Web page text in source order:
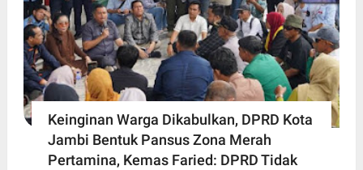
Keinginan Warga Dikabulkan, DPRD Kota
Jambi Bentuk Pansus Zona Merah
Pertamina, Kemas Faried: DPRD Tidak